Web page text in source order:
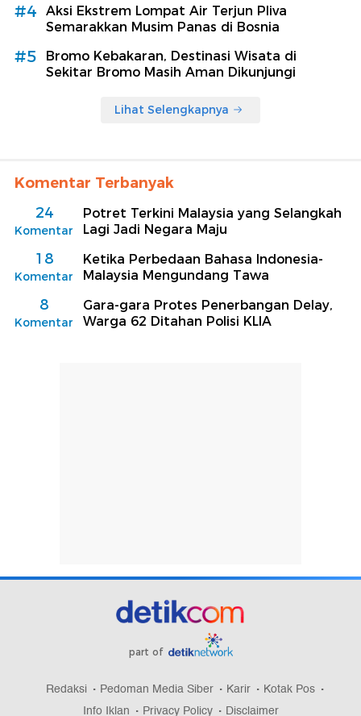
#4
Aksi Ekstrem Lompat Air Terjun Pliva
Semarakkan Musim Panas di Bosnia
#5
Bromo Kebakaran, Destinasi Wisata di
Sekitar Bromo Masih Aman Dikunjungi
Lihat Selengkapnya
Komentar Terbanyak
24
Komentar
Potret Terkini Malaysia yang Selangkah
Lagi Jadi Negara Maju
18
Komentar
Ketika Perbedaan Bahasa Indonesia-
Malaysia Mengundang Tawa
8
Komentar
Gara-gara Protes Penerbangan Delay,
Warga 62 Ditahan Polisi KLIA
part of
Redaksi Pedoman Media Siber Karir
Kotak Pos
Info Iklan
Privacy Policy Disclaimer